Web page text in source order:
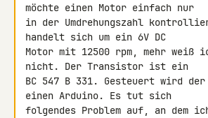
möchte einen Motor einfach nur
in der Umdrehungszahl
handelt sich um ein 6V DC
Motor mit 12500 rpm, mehr weiß
nicht. Der Transistor ist ein
BC 547 B 331. Gesteuert wird
einen Arduino. Es tut sich
folgendes Problem auf, an dem